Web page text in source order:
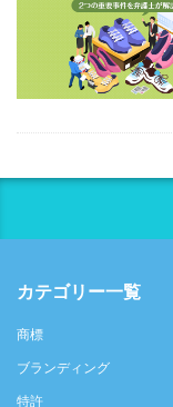
カテゴリー一覧
商標
ブランディング
特許